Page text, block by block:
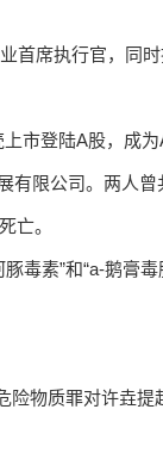
首席执行官，同
市登陆A股，成
限公司。两人曾
亡。
毒素”和“a-鹅膏
物质罪对许垚